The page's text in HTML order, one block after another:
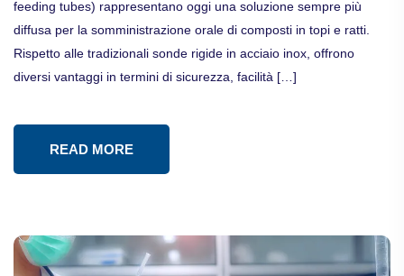
feeding tubes) rappresentano oggi una soluzione sempre più
diffusa per la somministrazione orale di composti in topi e ratti.
Rispetto alle tradizionali sonde rigide in acciaio inox, offrono
diversi vantaggi in termini di sicurezza, facilità […]
READ MORE